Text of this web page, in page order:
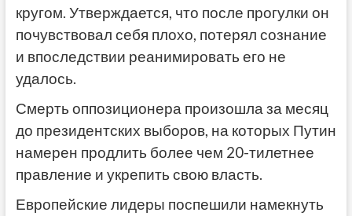
кругом. Утверждается, что после прогулки он
почувствовал себя плохо, потерял сознание
и впоследствии реанимировать его не
удалось.
Смерть оппозиционера произошла за месяц
до президентских выборов, на которых Путин
намерен продлить более чем 20-тилетнее
правление и укрепить свою власть.
Европейские лидеры поспешили намекнуть